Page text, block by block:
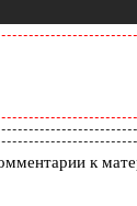
к